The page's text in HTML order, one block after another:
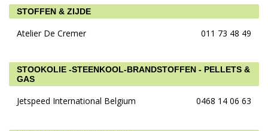
STOFFEN & ZIJDE
Atelier De Cremer 011 73 48 49
STOOKOLIE -STEENKOOL-BRANDSTOFFEN - PELLETS &
GAS
Jetspeed International Belgium 0468 14 06 63